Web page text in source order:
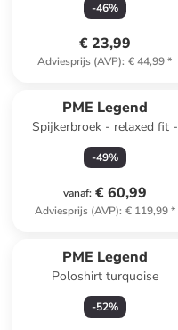
-46%
€ 23,99
Adviesprijs (AVP): € 44,99*
PME Legend
Spijkerbroek - relaxed fit -
blauw
-49%
vanaf: € 60,99
Adviesprijs (AVP): € 119,99*
PME Legend
Poloshirt turquoise
-52%